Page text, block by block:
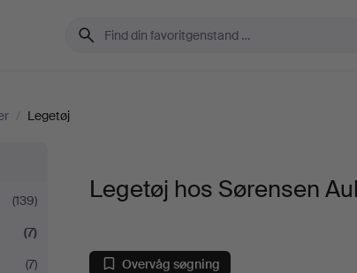
/ Legetøj
(139)
(7)
(7)
Legetøj hos Sørensen
Overvåg søgning